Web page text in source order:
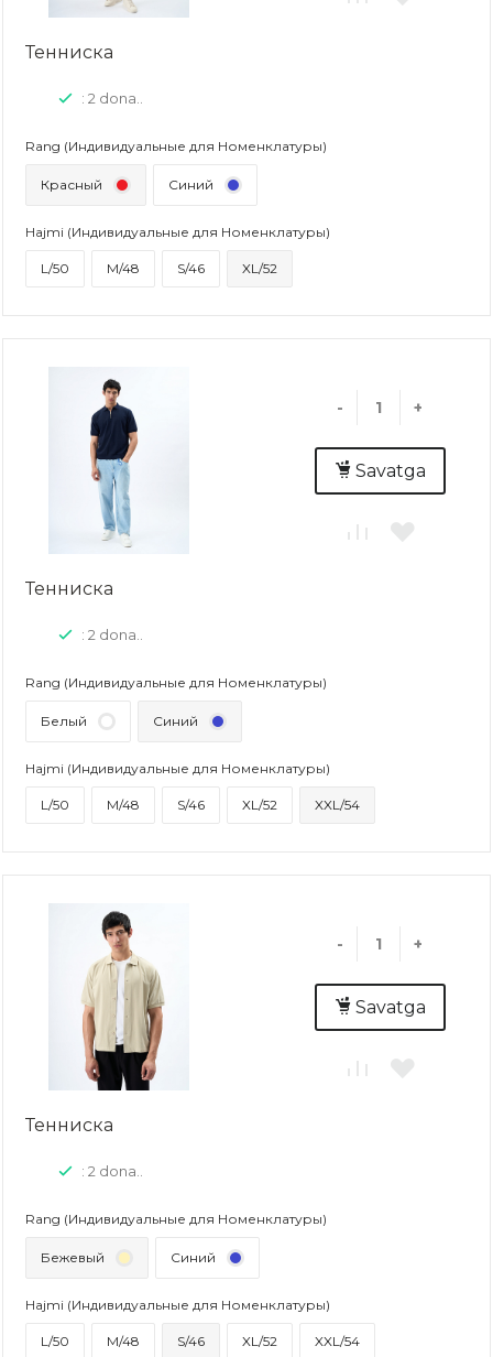
Тенниска
: 2 dona..
Rang (Индивидуальные для Номенклатуры)
Красный Синий
Hajmi (Индивидуальные для Номенклатуры)
L/50 M/48 S/46 XL/52
- +
Savatga
Тенниска
: 2 dona..
Rang (Индивидуальные для Номенклатуры)
Белый Синий
Hajmi (Индивидуальные для Номенклатуры)
L/50 M/48 S/46 XL/52 XXL/54
- +
Savatga
Тенниска
: 2 dona..
Rang (Индивидуальные для Номенклатуры)
Бежевый Синий
Hajmi (Индивидуальные для Номенклатуры)
L/50 M/48 S/46 XL/52 XXL/54